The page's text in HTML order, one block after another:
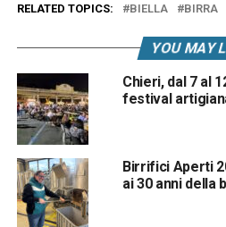
RELATED TOPICS: BIELLA BIRRA
YOU MAY
Chieri, dal 7 al
festival
Birrifici Aperti
ai 30 anni della